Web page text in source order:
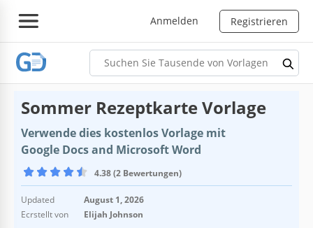
Anmelden Registrieren
Sommer Rezeptkarte Vorlage
Verwende dies kostenlos Vorlage mit
Google Docs and Microsoft Word
4.38 (2 Bewertungen)
Updated
August 1, 2026
Ecrstellt von
Elijah Johnson